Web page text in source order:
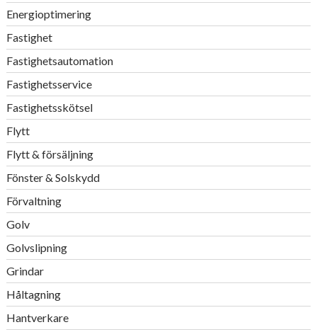
Energioptimering
Fastighet
Fastighetsautomation
Fastighetsservice
Fastighetsskötsel
Flytt
Flytt & försäljning
Fönster & Solskydd
Förvaltning
Golv
Golvslipning
Grindar
Håltagning
Hantverkare